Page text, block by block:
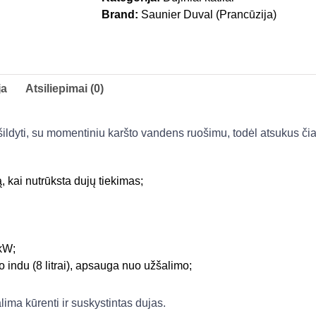
Brand: Saunier Duval (Prancūzija)
Atsiliepimai (0)
su momentiniu karšto vandens ruošimu, todėl atsukus
kai nutrūksta dujų tiekimas;
indu (8 litrai), apsauga nuo užšalimo;
kūrenti ir suskystintas dujas.